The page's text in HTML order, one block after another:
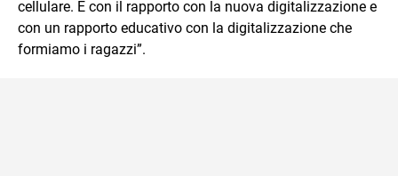
cellulare. È con il rapporto con la nuova digitalizzazione e
con un rapporto educativo con la digitalizzazione che
formiamo i ragazzi”.